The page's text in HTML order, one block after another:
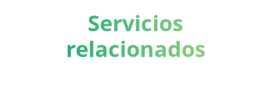
Servicios
relacionados